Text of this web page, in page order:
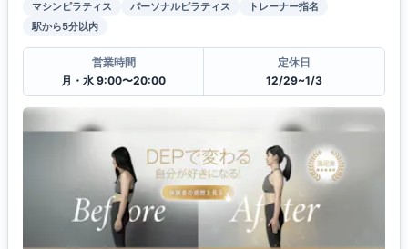
マシンピラティス パーソナルピラティス
トレーナー指名
駅から5分以内
営業時間
月・水 9:00〜20:00
定休日
12/29~1/3